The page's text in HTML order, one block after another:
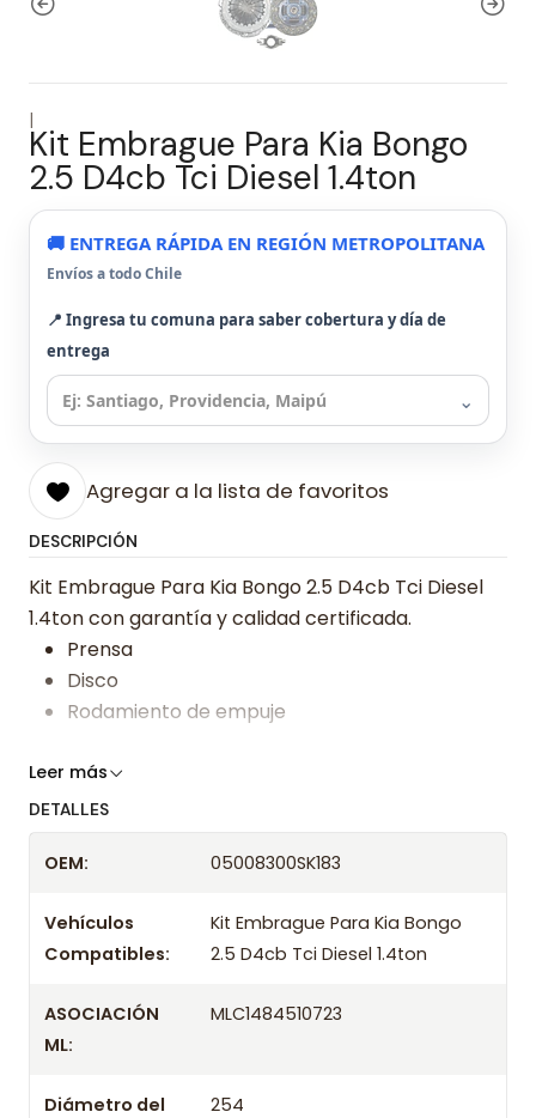
|
Kit Embrague Para Kia Bongo
2.5 D4cb Tci Diesel 1.4ton
🚚 ENTREGA RÁPIDA EN REGIÓN METROPOLITANA
Envíos a todo Chile
📍 Ingresa tu comuna para saber cobertura y día de
entrega
⌄
Agregar a la lista de favoritos
DESCRIPCIÓN
Kit Embrague Para Kia Bongo 2.5 D4cb Tci Diesel
1.4ton con garantía y calidad certificada.
Prensa
Disco
Rodamiento de empuje
Somos especialistas en embragues desde 2019,
tienda previo correo de confirmación.
Leer más
DETALLES
OEM: 05008300SK183
Vehículos
Compatibles:
Kit Embrague Para Kia Bongo
2.5 D4cb Tci Diesel 1.4ton
ASOCIACIÓN
ML:
MLC1484510723
Diámetro del
254